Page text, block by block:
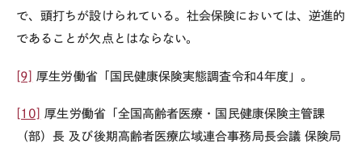
で、頭打ちが設けられている。社会保険においては、逆進的
であることが欠点とはならない。
[9] 厚生労働省「国民健康保険実態調査令和4年度」。
[10]
厚生労働省「全国高齢者医療・国民健康保険主管課
（部）長 及び後期高齢者医療広域連合事務局長会議 保険局